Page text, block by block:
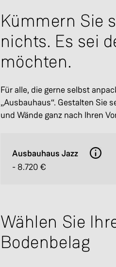
Kümmern Sie
nichts. Es sei
möchten.
Für alle, die gerne selbst
„Ausbauhaus“. Gestalten Sie
und Wände ganz nach Ihren
Ausbauhaus Jazz
- 8.720 €
Wählen Sie
Bodenbelag